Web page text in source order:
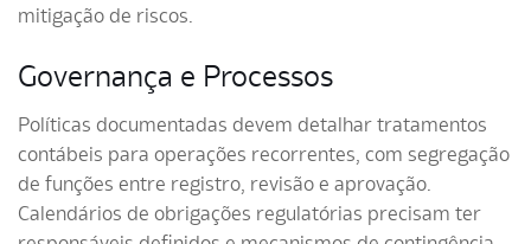
mitigação de riscos.
Governança e Processos
Políticas documentadas devem detalhar tratamentos
contábeis para operações recorrentes, com segregação
de funções entre registro, revisão e aprovação.
Calendários de obrigações regulatórias precisam ter